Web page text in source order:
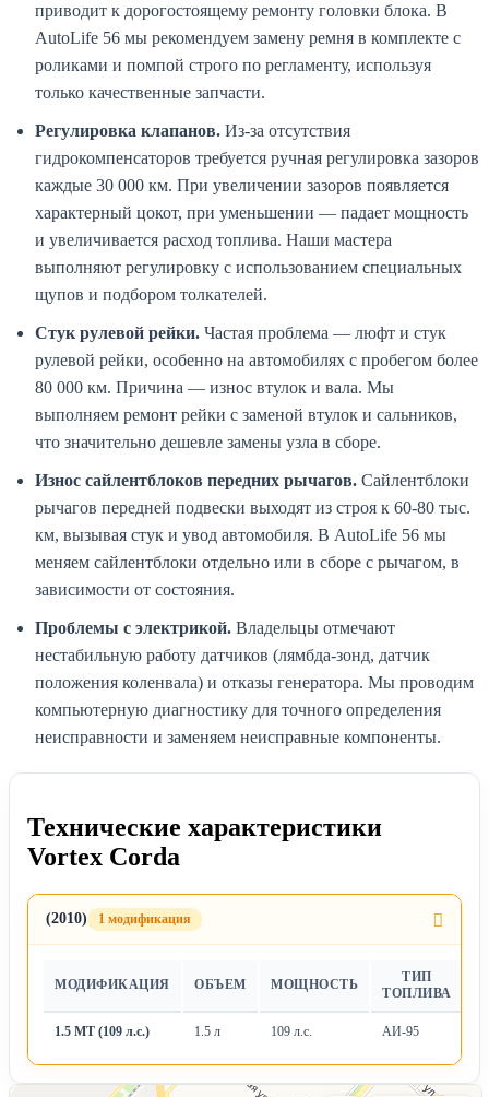
приводит к дорогостоящему ремонту головки блока. В
AutoLife 56 мы рекомендуем замену ремня в комплекте с
роликами и помпой строго по регламенту, используя
только качественные запчасти.
Регулировка клапанов. Из-за отсутствия
гидрокомпенсаторов требуется ручная регулировка зазоров
каждые 30 000 км. При увеличении зазоров появляется
характерный цокот, при уменьшении — падает мощность
и увеличивается расход топлива. Наши мастера
выполняют регулировку с использованием специальных
щупов и подбором толкателей.
Стук рулевой рейки. Частая проблема — люфт и стук
рулевой рейки, особенно на автомобилях с пробегом более
80 000 км. Причина — износ втулок и вала. Мы
выполняем ремонт рейки с заменой втулок и сальников,
что значительно дешевле замены узла в сборе.
Износ сайлентблоков передних рычагов. Сайлентблоки
рычагов передней подвески выходят из строя к 60-80 тыс.
км, вызывая стук и увод автомобиля. В AutoLife 56 мы
меняем сайлентблоки отдельно или в сборе с рычагом, в
зависимости от состояния.
Проблемы с электрикой. Владельцы отмечают
нестабильную работу датчиков (лямбда-зонд, датчик
положения коленвала) и отказы генератора. Мы проводим
компьютерную диагностику для точного определения
неисправности и заменяем неисправные компоненты.
Технические характеристики
Vortex Corda
(2010) 1 модификация
МОДИФИКАЦИЯ ОБЪЕМ МОЩНОСТЬ
ТИП
ТОПЛИВА
1.5 MT (109 л.с.) 1.5 л 109 л.с. АИ-95